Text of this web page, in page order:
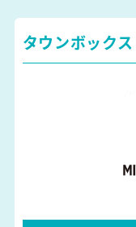
タウンボックス